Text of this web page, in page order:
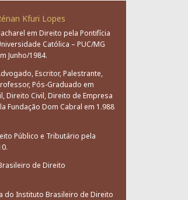
Kfuri Lopes
em Direito pela Pontifícia
Católica – PUC/MG
Junho/1984.
Escritor, Palestrante,
Pós-Graduado em
Direito Civil, Direito de Empresa
Fundação Dom Cabral em 1.988
Público e Tributário pela
de Direito
do Instituto Brasileiro de Direito